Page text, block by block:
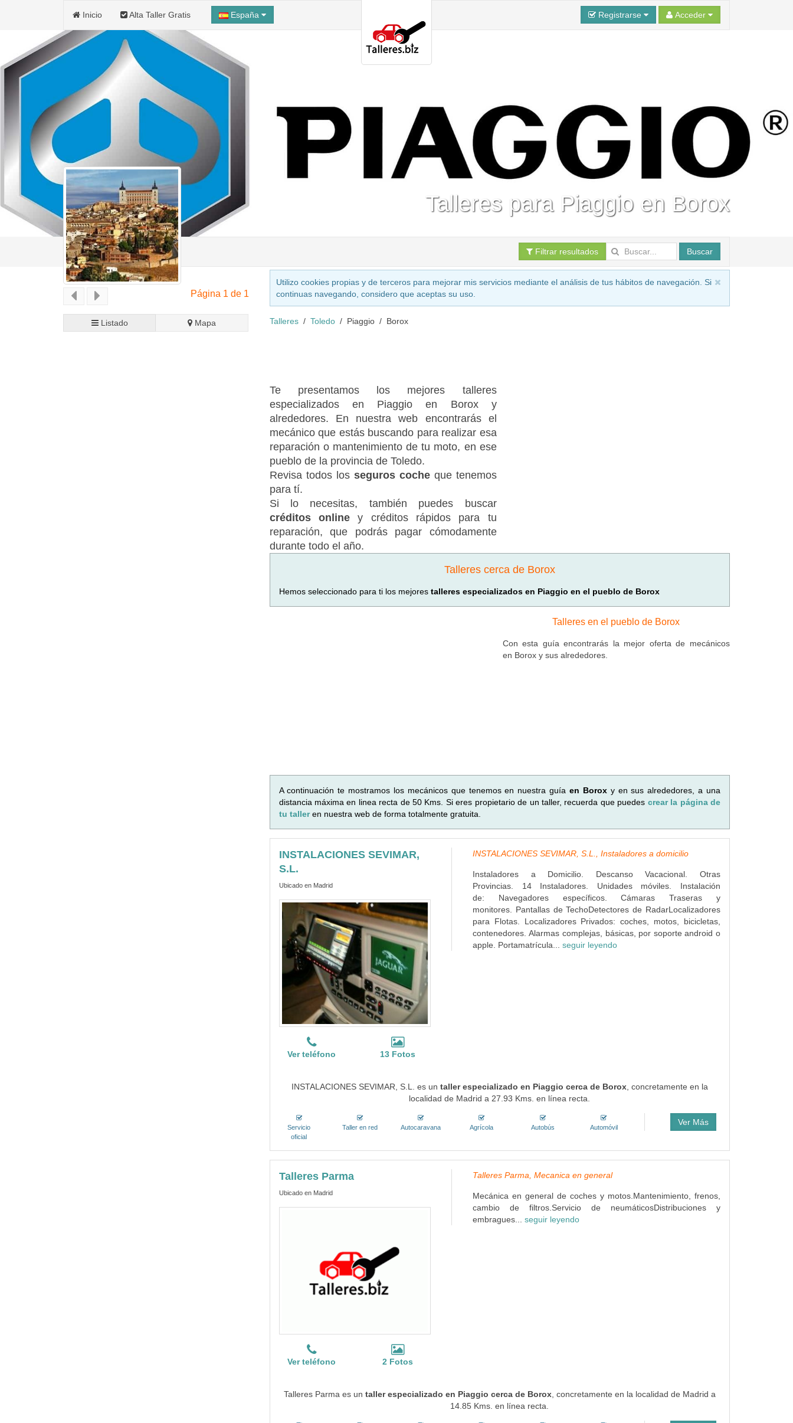
Inicio Alta Taller Gratis España Registrarse Acceder
Talleres para Piaggio en Borox
Filtrar resultados Buscar
Página 1 de 1
Listado Mapa
Utilizo cookies propias y de terceros para mejorar mis servicios mediante el análisis de tus hábitos de navegación. Si
continuas navegando, considero que aceptas su uso.
Talleres Toledo Piaggio Borox
Te presentamos los mejores talleres
especializados en Piaggio en Borox y
alrededores. En nuestra web encontrarás el
mecánico que estás buscando para realizar esa
reparación o mantenimiento de tu moto, en ese
pueblo de la provincia de Toledo.
Revisa todos los seguros cocheque tenemos
para tí.
Si lo necesitas, también puedes buscar
créditos onliney créditos rápidos para tu
reparación, que podrás pagar cómodamente
durante todo el año.
Talleres cerca de Borox
Hemos seleccionado para ti los mejores talleres especializados en Piaggio en el pueblo de Borox
Talleres en el pueblo de Borox
Con esta guía encontrarás la mejor oferta de mecánicos
en Borox y sus alrededores.
A continuación te mostramos los mecánicos que tenemos en nuestra guía en Boroxy en sus alrededores, a una
distancia máxima en linea recta de 50 Kms. Si eres propietario de un taller, recuerda que puedes crear la página de
tu talleren nuestra web de forma totalmente gratuita.
INSTALACIONES SEVIMAR,
S.L.
Ubicado en Madrid
Ver teléfono 13 Fotos
INSTALACIONES SEVIMAR, S.L., Instaladores a domicilio
Instaladores a Domicilio. Descanso Vacacional. Otras
Provincias. 14 Instaladores. Unidades móviles. Instalación
de: Navegadores específicos. Cámaras Traseras y
monitores. Pantallas de TechoDetectores de RadarLocalizadores
para Flotas. Localizadores Privados: coches, motos, bicicletas,
contenedores. Alarmas complejas, básicas, por soporte android o
apple. Portamatrícula... seguir leyendo
INSTALACIONES SEVIMAR, S.L. es un taller especializado en Piaggio cerca de Borox, concretamente en la
localidad de Madrid a 27.93 Kms. en línea recta.
Servicio
oficial
Taller en red Autocaravana Agrícola Autobús Automóvil
Ver Más
Talleres Parma
Ubicado en Madrid
Ver teléfono 2 Fotos
Talleres Parma, Mecanica en general
Mecánica en general de coches y motos.Mantenimiento, frenos,
cambio de filtros.Servicio de neumáticosDistribuciones y
embragues... seguir leyendo
Talleres Parma es un taller especializado en Piaggio cerca de Borox, concretamente en la localidad de Madrid a
14.85 Kms. en línea recta.